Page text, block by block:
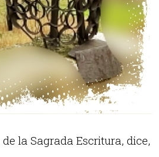
la Sagrada Escritura, dice,